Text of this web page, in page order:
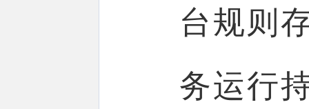
台规则
务运行